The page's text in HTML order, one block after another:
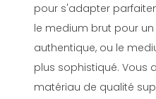
pour s'adapter
le medium brut pour
authentique, ou le
plus sophistiqué. Vous
matériau de qualité